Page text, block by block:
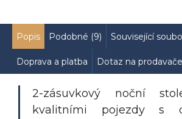
Popis Podobné (9) Související
Doprava a platba Dotaz na prodavače
2-zásuvkový noční
kvalitními pojezdy s